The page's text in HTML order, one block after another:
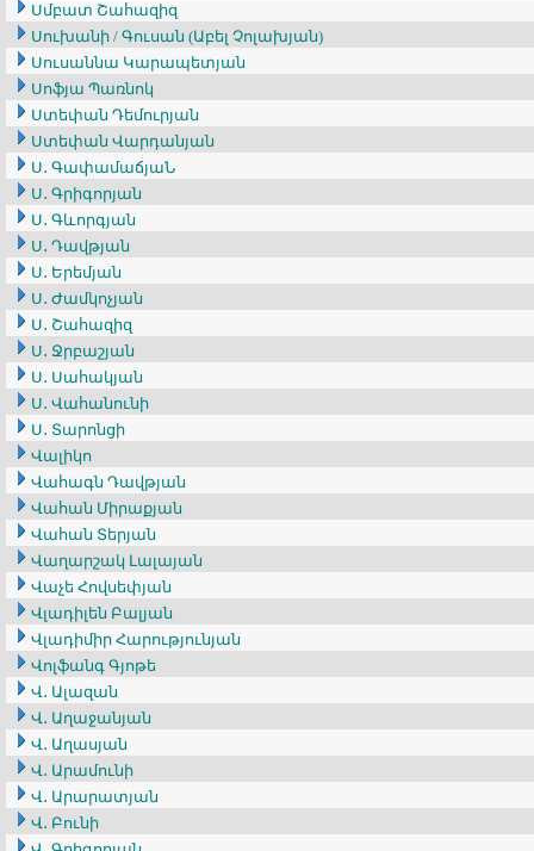
Սմբատ Շահազիզ
Սուխանի / Գուսան (Աբել Չոլախյան)
Սուսաննա Կարապետյան
Սոֆյա Պառնոկ
Ստեփան Դեմուրյան
Ստեփան Վարդանյան
Ս․ ԳափամաճյաՆ
Ս․ Գրիգորյան
Ս․ Գևորգյան
Ս․ Դավթյան
Ս․ Երեմյան
Ս․ Ժամկոչյան
Ս․ Շահազիզ
Ս․ Ջրբաշյան
Ս․ Սահակյան
Ս․ Վահանունի
Ս․ Տարոնցի
Վալիկո
Վահագն Դավթյան
Վահան Միրաքյան
Վահան Տերյան
Վաղարշակ Լալայան
Վաչե Հովսեփյան
Վլադիլեն Բալյան
Վլադիմիր Հարությունյան
Վոլֆանգ Գյոթե
Վ․ Ալազան
Վ․ Աղաջանյան
Վ․ Աղասյան
Վ․ Արամունի
Վ․ Արարատյան
Վ․ Բունի